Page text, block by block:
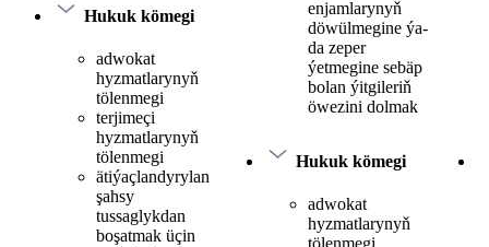
Hukuk kömegi
adwokat
hyzmatlarynyň
tölenmegi
terjimeçi
hyzmatlarynyň
tölenmegi
ätiýaçlandyrylan
şahsy
tussaglykdan
boşatmak üçin
enjamlarynyň
döwülmegine ýa-
da zeper
ýetmegine sebäp
bolan ýitgileriň
öwezini dolmak
Hukuk kömegi
adwokat
hyzmatlarynyň
tölenmegi